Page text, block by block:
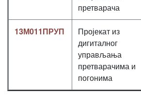
претварача
13М011ПРУП
Пројекат из
дигиталног
управљања
претварачима и
погонима